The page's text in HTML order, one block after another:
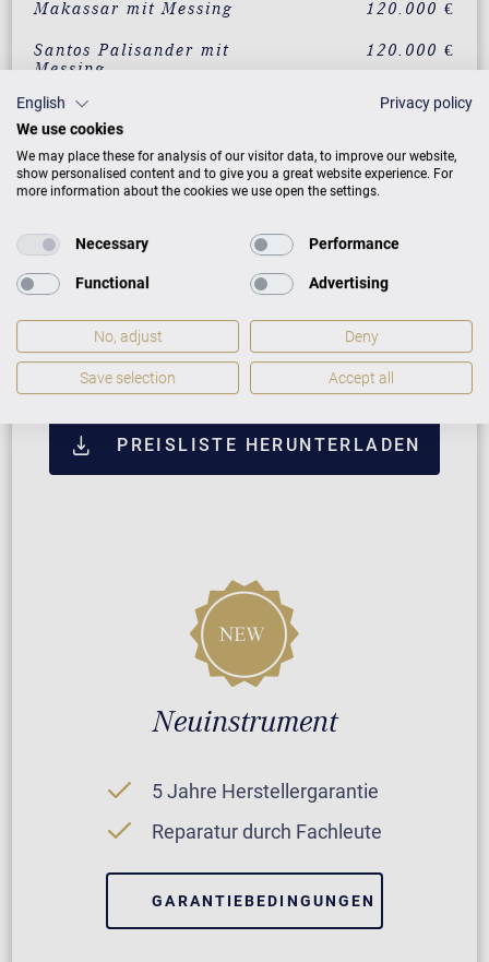
Makassar mit Messing 120.000 €
Santos Palisander mit
Messing
120.000 €
Pyramidenmahagoni mit
Messing
120.000 €
Wurzelnussbaum
Chippendale
137.490 €
Pyramidenmahagoni
Chippendale mit Messing
ZUSATZLEISTUNGEN FÜR C. BECHSTEIN
CONCERT L-167
PREISLISTE HERUNTERLADEN
Neuinstrument
5 Jahre Herstellergarantie
Reparatur durch Fachleute
GARANTIEBEDINGUNGEN
English
Privacy policy
We use cookies
We may place these for analysis of our visitor data, to improve our website,
show personalised content and to give you a great website experience. For
more information about the cookies we use open the settings.
Necessary Performance
Functional Advertising
No, adjust Deny
Save selection Accept all